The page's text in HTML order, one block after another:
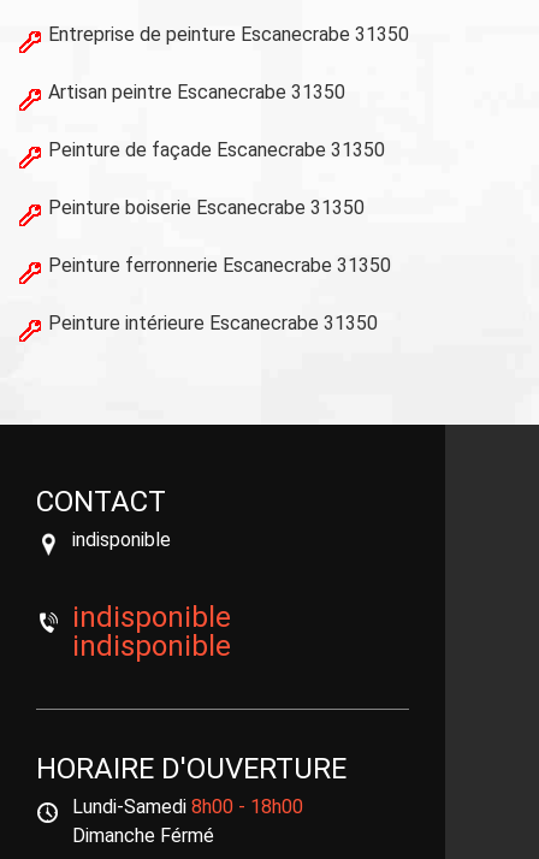
Entreprise de peinture Escanecrabe 31350
Artisan peintre Escanecrabe 31350
Peinture de façade Escanecrabe 31350
Peinture boiserie Escanecrabe 31350
Peinture ferronnerie Escanecrabe 31350
Peinture intérieure Escanecrabe 31350
CONTACT
indisponible
indisponible
indisponible
HORAIRE D'OUVERTURE
Lundi-Samedi 8h00 - 18h00
Dimanche Férmé